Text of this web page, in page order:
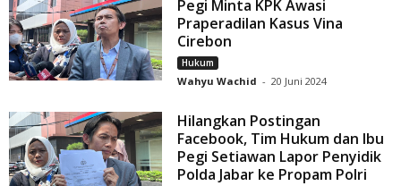
Pegi Minta KPK Awasi
Praperadilan Kasus Vina
Cirebon
Hukum
Wahyu Wachid - 20 Juni 2024
Hilangkan Postingan
Facebook, Tim Hukum dan Ibu
Pegi Setiawan Lapor Penyidik
Polda Jabar ke Propam Polri